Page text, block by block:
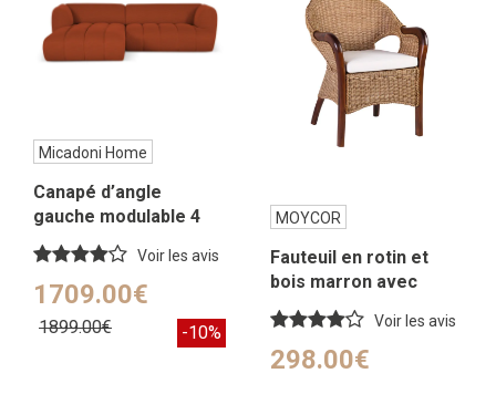
Micadoni Home
Canapé d’angle
gauche modulable 4
places en tissu 3d
brique
Voir les avis
1709.00€
1899.00€ -10%
MOYCOR
Fauteuil en rotin et
bois marron avec
coussin
Voir les avis
298.00€